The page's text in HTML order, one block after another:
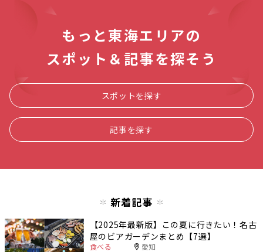
もっと東海エリアの
スポット＆記事を探そう
スポットを探す
記事を探す
新着記事
【2025年最新版】この夏に行きたい！名古
屋のビアガーデンまとめ【7選】
食べる 愛知